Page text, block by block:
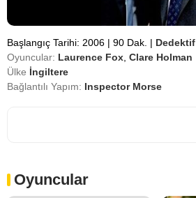
Başlangıç Tarihi: 2006 | 90 Dak. | Dedektif
Oyuncular: Laurence Fox Clare Holman
Ülke İngiltere
Bağlantılı Yapım: Inspector Morse
Oyuncular